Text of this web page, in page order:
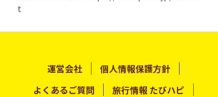
t
運営会社
個人情報保護方針
よくあるご質問
旅行情報 たびハピ